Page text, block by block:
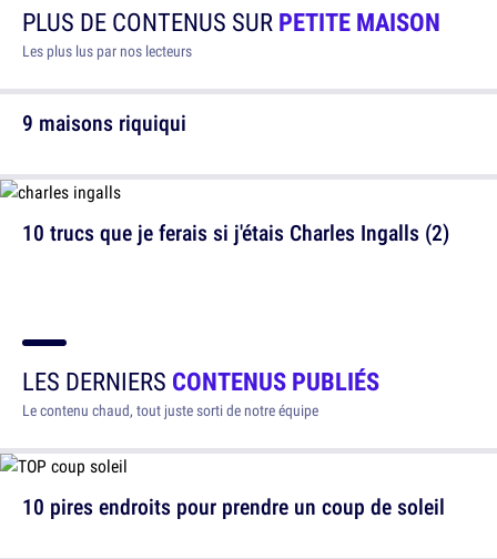
PLUS DE CONTENUS SURPETITE MAISON
Les plus lus par nos lecteurs
9 maisons riquiqui
10 trucs que je ferais si j'étais Charles Ingalls (2)
LES DERNIERS CONTENUS PUBLIÉS
Le contenu chaud, tout juste sorti de notre équipe
10 pires endroits pour prendre un coup de soleil